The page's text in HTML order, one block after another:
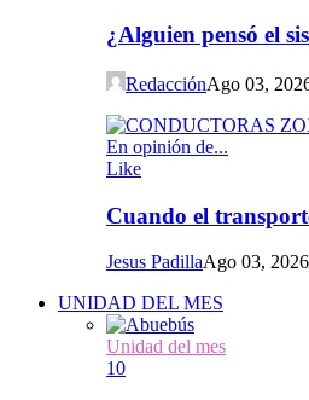
¿Alguien pensó el
RedacciónAgo 03,
En opinión de...
Like
Cuando el
Jesus PadillaAgo 03, 2026
UNIDAD DEL MES
Unidad del mes
10